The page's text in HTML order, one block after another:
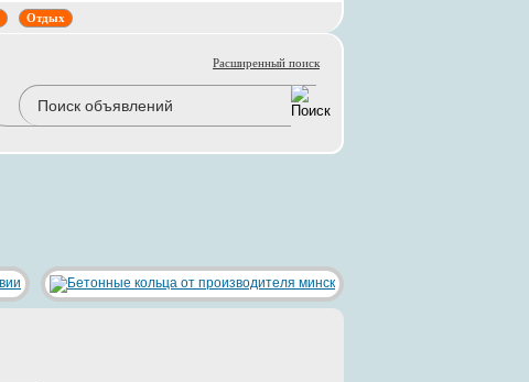
Отдых
Расширенный поиск